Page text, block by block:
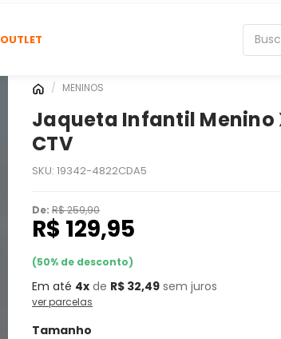
OUTLET
MENINOS
Jaqueta Infantil Menino
CTV
SKU: 19342-4822CDA5
De: R$ 259,90
R$ 129,95
(50% de desconto)
4x de R$ 32,49 sem juros
ver parcelas
Tamanho